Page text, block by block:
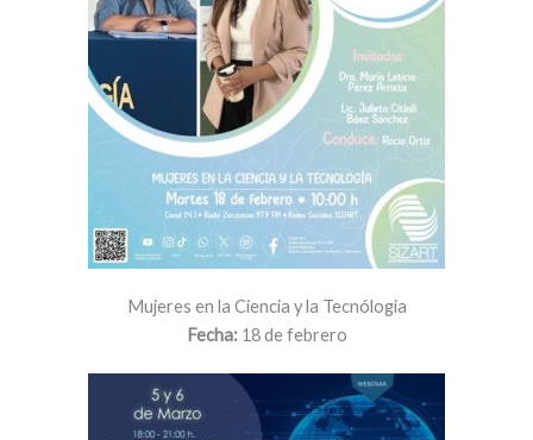
Mujeres en la Ciencia y la Tecnólogia
Fecha:18 de febrero